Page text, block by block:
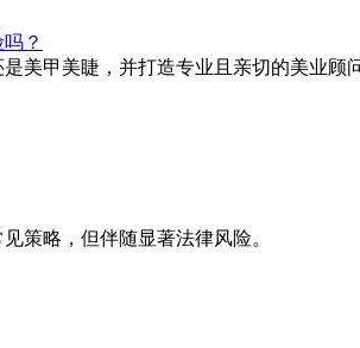
？
美甲美睫，并打造专业且亲切的美业顾
策略，但伴随显著法律风险。